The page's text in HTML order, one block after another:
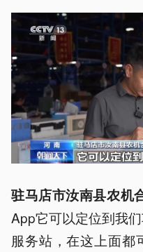
驻马店市汝南县农机
App它可以定位到我
服务站，在这上面都